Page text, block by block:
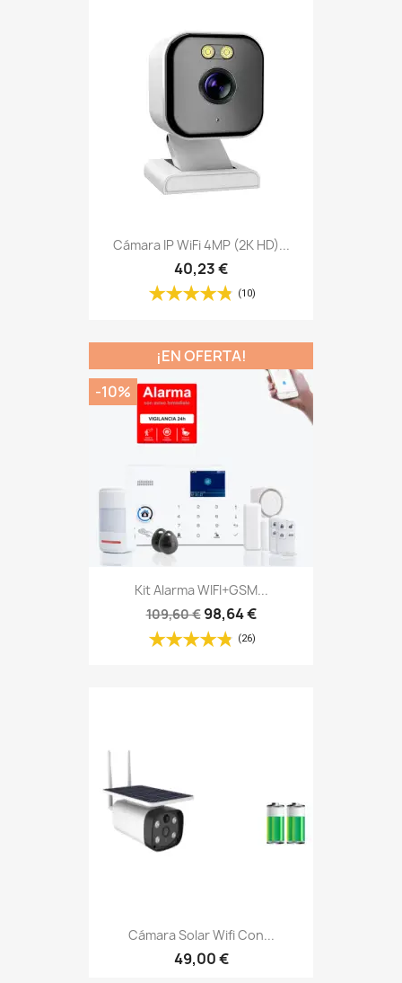
Cámara IP WiFi 4MP (2K HD)...
40,23 €
(10)
Kit Alarma WIFI+GSM...
109,60 € 98,64 €
(26)
¡EN OFERTA!
-10%
Cámara Solar Wifi Con...
49,00 €